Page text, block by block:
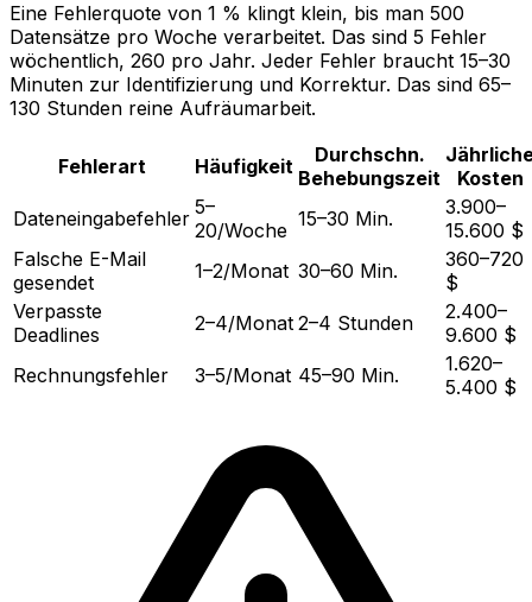
Eine Fehlerquote von 1 % klingt klein, bis man 500
Datensätze pro Woche verarbeitet. Das sind 5 Fehler
wöchentlich, 260 pro Jahr. Jeder Fehler braucht 15–30
Minuten zur Identifizierung und Korrektur. Das sind 65–
130 Stunden reine Aufräumarbeit.
Fehlerart Häufigkeit
Durchschn.
Behebungszeit
Kosten
Dateneingabefehler 5–
20/Woche 15–30 Min.
3.900–
15.600 $
Falsche E-Mail
gesendet
1–2/Monat 30–60 Min.
360–720
$
Verpasste
Deadlines
2–4/Monat 2–4 Stunden
2.400–
9.600 $
Rechnungsfehler
3–5/Monat 45–90 Min.
1.620–
5.400 $